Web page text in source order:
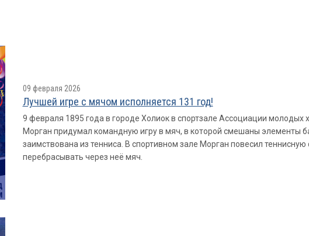
09 февраля 2026
Лучшей игре с мячом исполняется 131 год!
9 февраля 1895 года в городе Холиок в спортзале Ассоциации молодых
Морган придумал командную игру в мяч, в которой смешаны элементы
заимствована из тенниса. В спортивном зале Морган повесил теннисную
перебрасывать через неё мяч.